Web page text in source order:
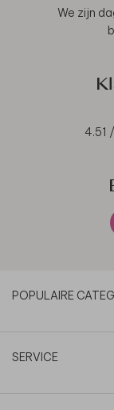
We zijn
4.51
POPULAIRE
SERVICE